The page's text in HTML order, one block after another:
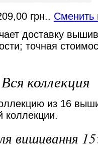
грн.. Сменить
доставку
точная
Вся коллекция
из 16
коллекции.
вишивання